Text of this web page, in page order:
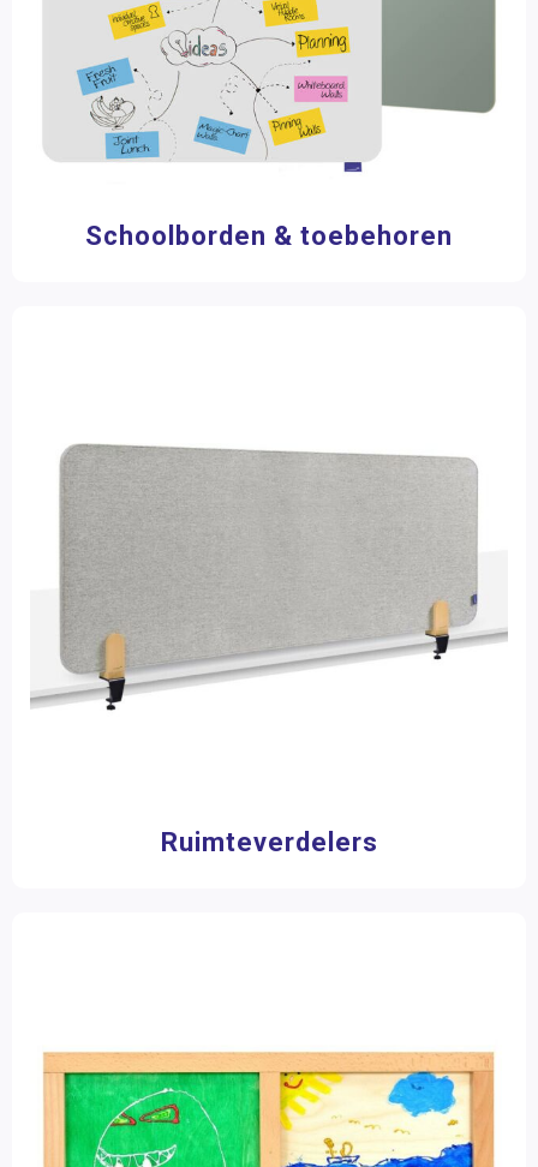
Schoolborden & toebehoren
Ruimteverdelers